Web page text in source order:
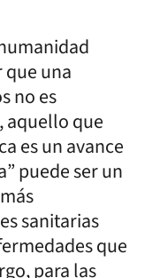
que una
no es
aquello que
es un avance
puede ser un
sanitarias
que
para las